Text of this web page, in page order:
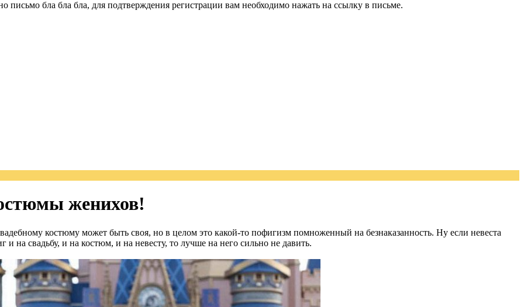
письмо бла бла бла, для подтверждения регистрации вам необходимо нажать на ссылку в письме.
женихов!
костюму может быть своя, но в целом это какой-то пофигизм помноженный на безнаказанность. Ну если невеста
на свадьбу, и на костюм, и на невесту, то лучше на него сильно не давить.